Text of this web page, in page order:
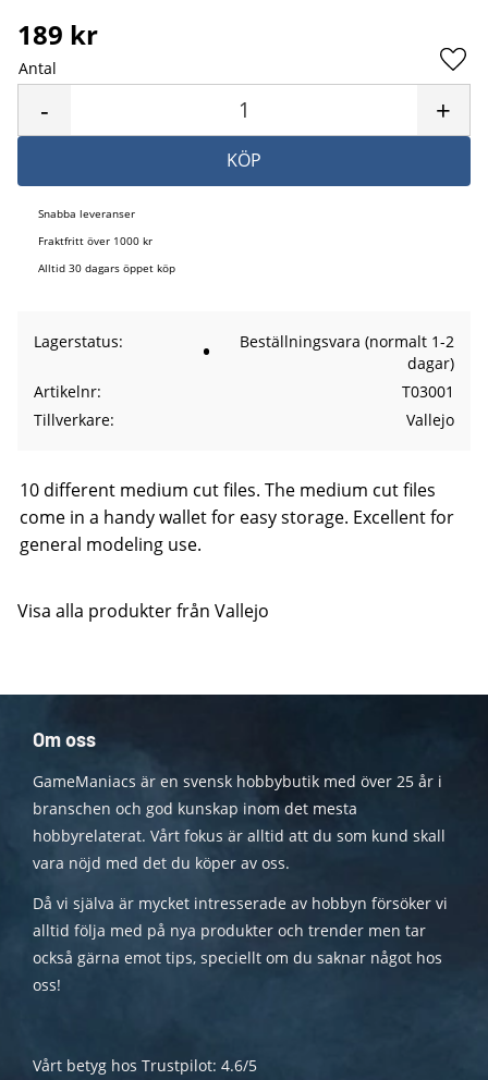
189 kr
Antal
+
-
KÖP
Snabba leveranser
Fraktfritt över 1000 kr
Alltid 30 dagars öppet köp
Lagerstatus
Beställningsvara (normalt 1-2
dagar)
Artikelnr
T03001
Tillverkare
Vallejo
10 different medium cut files. The medium cut files
come in a handy wallet for easy storage. Excellent for
general modeling use.
Visa alla produkter från Vallejo
Om oss
GameManiacs är en svensk hobbybutik med över 25 år i
branschen och god kunskap inom det mesta
hobbyrelaterat. Vårt fokus är alltid att du som kund skall
vara nöjd med det du köper av oss.
Då vi själva är mycket intresserade av hobbyn försöker vi
alltid följa med på nya produkter och trender men tar
också gärna emot tips, speciellt om du saknar något hos
oss!
Vårt betyg hos Trustpilot: 4.6/5